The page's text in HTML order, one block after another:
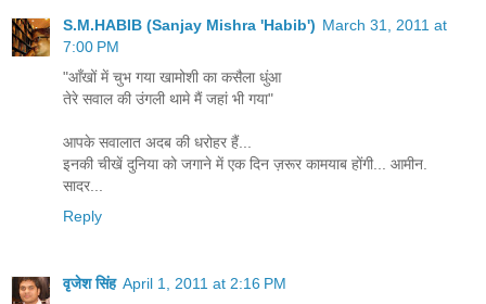
S.M.HABIB (Sanjay Mishra 'Habib') March 31, 2011 at
7:00 PM
"आँखों में चुभ गया खामोशी का कसैला धुंआ
तेरे सवाल की उंगली थामे मैं जहां भी गया"
आपके सवालात अदब की धरोहर हैं...
इनकी चीखें दुनिया को जगाने में एक दिन ज़रूर कामयाब होंगी... आमीन.
सादर...
Reply
वृजेश सिंह April 1, 2011 at 2:16 PM